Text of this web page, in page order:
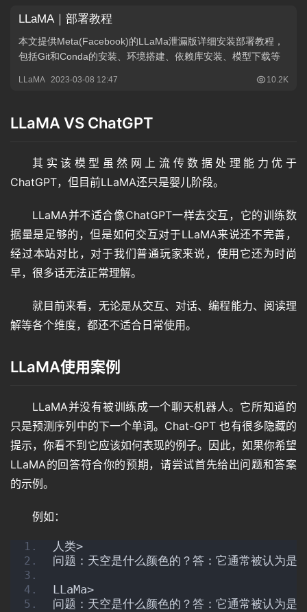
LLaMA VS ChatGPT
其实该模型虽然网上流传数据处理能力优于
ChatGPT，但目前LLaMA还只是婴儿阶段。
LLaMA并不适合像ChatGPT一样去交互，它的训练数
据量是足够的，但是如何交互对于LLaMA来说还不完善，
经过本站对比，对于我们普通玩家来说，使用它还为时尚
早，很多话无法正常理解。
就目前来看，无论是从交互、对话、编程能力、阅读理
解等各个维度，都还不适合日常使用。
LLaMA使用案例
LLaMA并没有被训练成一个聊天机器人。它所知道的
只是预测序列中的下一个单词。Chat-GPT 也有很多隐藏的
提示，你看不到它应该如何表现的例子。因此，如果你希望
LLaMA的回答符合你的预期，请尝试首先给出问题和答案
的示例。
例如：
人类>
问题：天空是什么颜色的？答：它通常被认为是
LLaMa>
问题：天空是什么颜色的？答：它通常被认为是